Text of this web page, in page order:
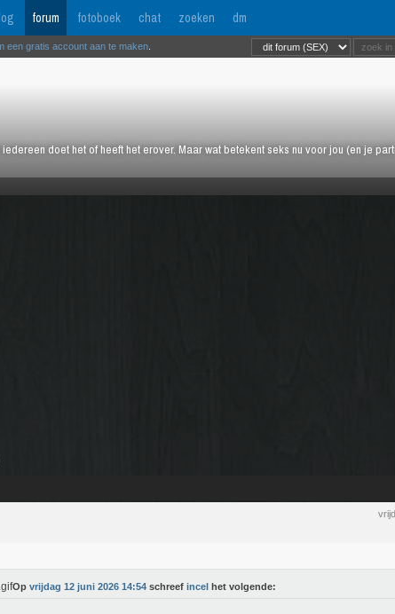
forum fotoboek chat zoeken dm
doet het of heeft het erover. Maar wat betekent seks nu voor jou (en je
een gratis account aan te maken
Op vrijdag 12 juni 2026 14:54 schreef incel het volgende: